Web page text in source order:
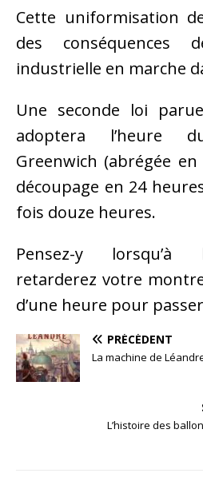
Cette uniformisation
des conséquences
industrielle en marche
Une seconde loi
adoptera l’heure
Greenwich (abrégée
découpage en 24
fois douze heures.
Pensez-y lorsqu’à
retarderez votre
d’une heure pour
PRÉCÉDENT
La machine de
L’histoire des